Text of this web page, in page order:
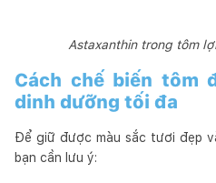
Astaxanthin trong tôm
Cách chế biến tôm
dinh dưỡng tối đa
Để giữ được màu sắc tươi đẹp
bạn cần lưu ý: